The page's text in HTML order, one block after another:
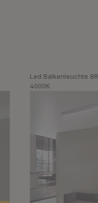
Led Balkenleuchte
4000K